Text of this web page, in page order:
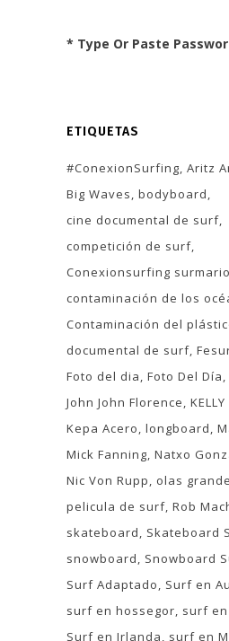
* Type Or Paste
ETIQUETAS
#ConexionSurfing Aritz
Big Waves bodyboard
cine documental de surf
competición de surf
Conexionsurfing
contaminación de los
Contaminación del
documental de surf
Foto del dia Foto Del Día
John John Florence KELLY
Kepa Acero longboard
Mick Fanning Natxo
Nic Von Rupp
olas
pelicula de surf Rob
skateboard
Skateboard
snowboard
Snowboard
Surf Adaptado
Surf en
surf en hossegor surf
Surf en Irlanda
surf en